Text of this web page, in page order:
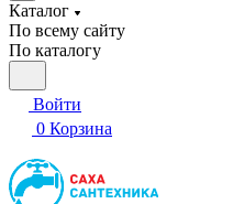
Каталог
По всему сайту
По каталогу
Войти
0 Корзина